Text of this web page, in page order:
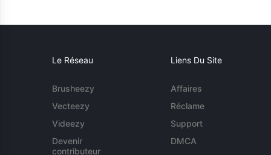
Le Réseau
Brusheezy
Vecteezy
Videezy
Devenir
contributeur
Liens Du Site
Affaires
Réclame
Support
DMCA